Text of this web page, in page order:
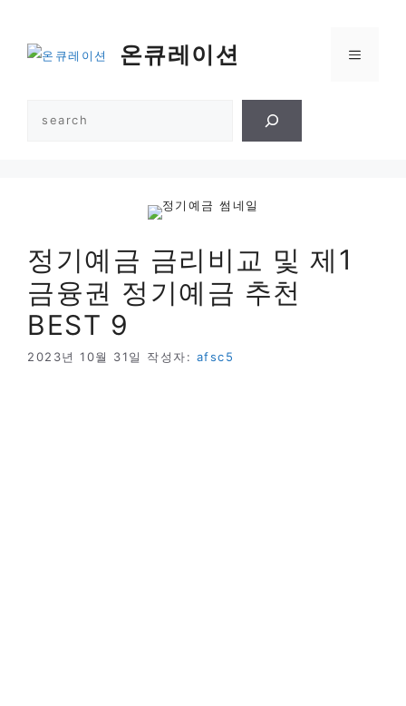
온큐레이션 메
정기예금 금리비교 및 제1
금융권 정기예금 추천
BEST 9
2023년 10월 31일 작성자: afsc5